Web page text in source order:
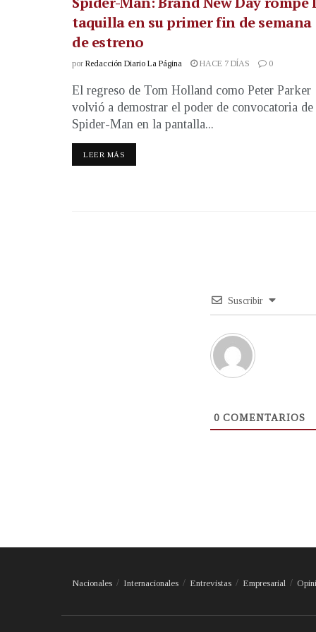
taquilla en su primer fin de semana
de estreno
por Redacción Diario La Página HACE 7 DÍAS 0
El regreso de Tom Holland como Peter Parker
volvió a demostrar el poder de convocatoria de
Spider-Man en la pantalla...
LEER MÁS
Suscribir
0 COMENTARIOS
Nacionales Internacionales Entrevistas Empresarial